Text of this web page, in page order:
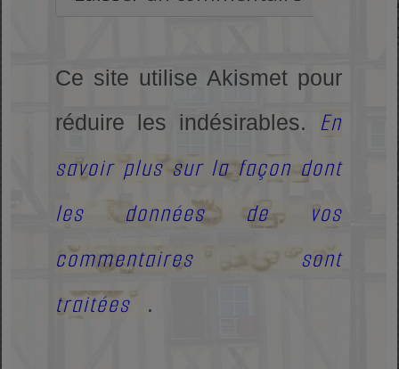
Ce site utilise Akismet pour
réduire les indésirables. En
savoir plus sur la façon dont
les données de vos
commentaires sont
traitées
.